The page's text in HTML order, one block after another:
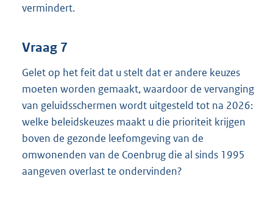
vermindert.
Vraag 7
Gelet op het feit dat u stelt dat er andere keuzes
moeten worden gemaakt, waardoor de vervanging
van geluidsschermen wordt uitgesteld tot na 2026:
welke beleidskeuzes maakt u die prioriteit krijgen
boven de gezonde leefomgeving van de
omwonenden van de Coenbrug die al sinds 1995
aangeven overlast te ondervinden?